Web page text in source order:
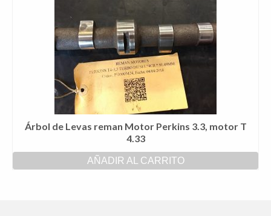
Árbol de Levas reman Motor Perkins 3.3, motor T
4.33
AÑADIR AL CARRITO